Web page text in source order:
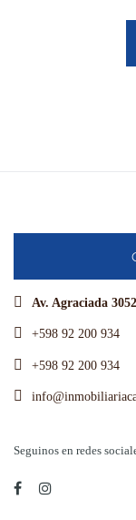
Av. Agraciada
+598 92 200 934
+598 92 200 934
Seguinos en redes